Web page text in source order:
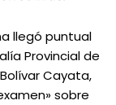
llegó puntual
Provincial de
Cayata,
sobre